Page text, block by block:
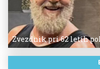
Zvezdnik pri 62 letih